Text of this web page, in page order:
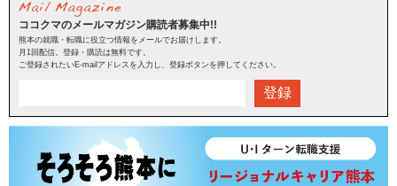
ココクマのメールマガジン購読者募集中!!
熊本の就職・転職に役立つ情報をメールでお届けします。
月1回配信。登録・購読は無料です。
ご登録されたいE-mailアドレスを入力し、登録ボタンを押してください。
登録